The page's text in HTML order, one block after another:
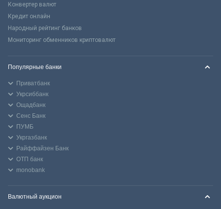
Конвертер валют
Кредит онлайн
Народный рейтинг банков
Мониторинг обменников криптовалют
Популярные банки
Приватбанк
Укрсиббанк
Ощадбанк
Сенс Банк
ПУМБ
Укргазбанк
Райффайзен Банк
ОТП банк
monobank
Валютный аукцион